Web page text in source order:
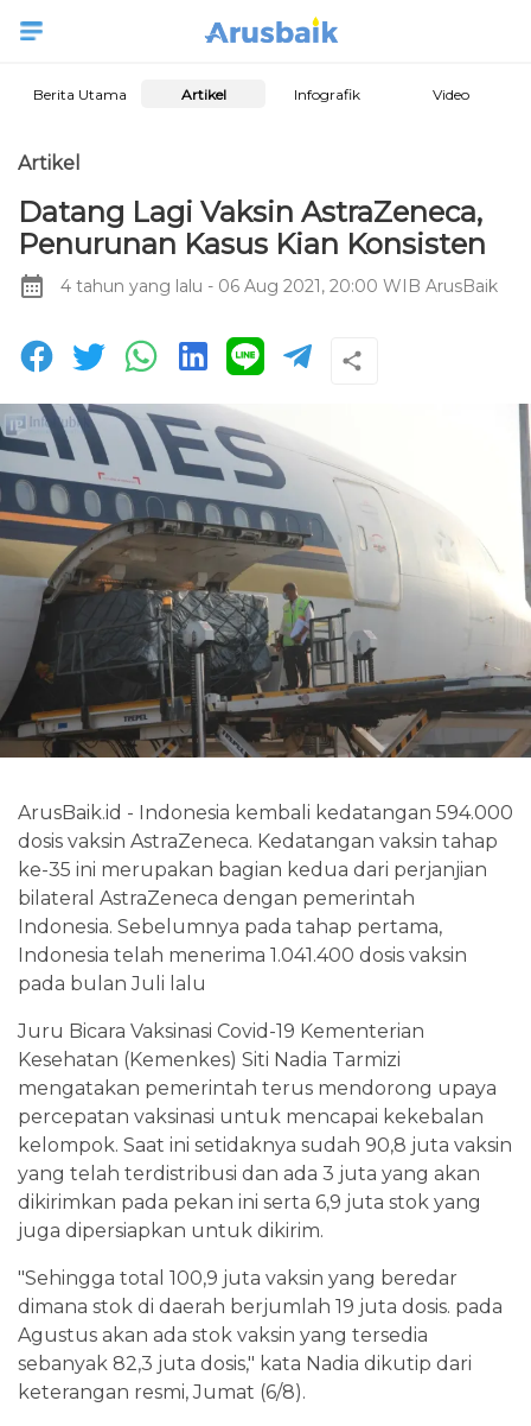
Berita Utama Artikel Infografik Video
Artikel
Datang Lagi Vaksin AstraZeneca,
Penurunan Kasus Kian Konsisten
4 tahun yang lalu - 06 Aug 2021, 20:00 WIB ArusBaik
ArusBaik.id - Indonesia kembali kedatangan 594.000
dosis vaksin AstraZeneca. Kedatangan vaksin tahap
ke-35 ini merupakan bagian kedua dari perjanjian
bilateral AstraZeneca dengan pemerintah
Indonesia. Sebelumnya pada tahap pertama,
Indonesia telah menerima 1.041.400 dosis vaksin
pada bulan Juli lalu
Juru Bicara Vaksinasi Covid-19 Kementerian
Kesehatan (Kemenkes) Siti Nadia Tarmizi
mengatakan pemerintah terus mendorong upaya
percepatan vaksinasi untuk mencapai kekebalan
kelompok. Saat ini setidaknya sudah 90,8 juta vaksin
yang telah terdistribusi dan ada 3 juta yang akan
dikirimkan pada pekan ini serta 6,9 juta stok yang
juga dipersiapkan untuk dikirim.
"Sehingga total 100,9 juta vaksin yang beredar
dimana stok di daerah berjumlah 19 juta dosis. pada
Agustus akan ada stok vaksin yang tersedia
sebanyak 82,3 juta dosis," kata Nadia dikutip dari
keterangan resmi, Jumat (6/8).